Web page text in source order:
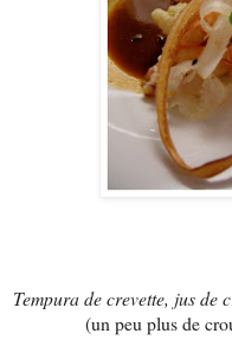
Tempura de crevette, jus de
(un peu plus de